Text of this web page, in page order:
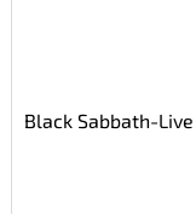
Black Sabbath-Live